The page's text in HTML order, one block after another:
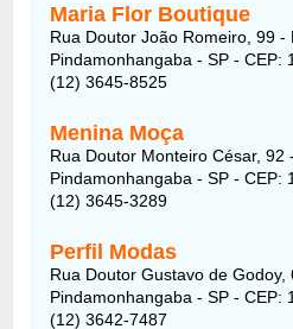
Maria Flor Boutique
Rua Doutor João Romeiro, 99 -
Pindamonhangaba - SP - CEP:
(12) 3645-8525
Menina Moça
Rua Doutor Monteiro César, 92
Pindamonhangaba - SP - CEP:
(12) 3645-3289
Perfil Modas
Rua Doutor Gustavo de
Pindamonhangaba - SP - CEP:
(12) 3642-7487